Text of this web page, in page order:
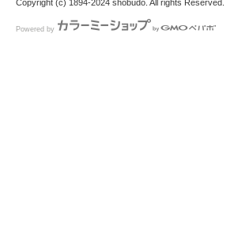
Copyright (c) 1894-2024 shobudo. All rights Reserved.
Powered by